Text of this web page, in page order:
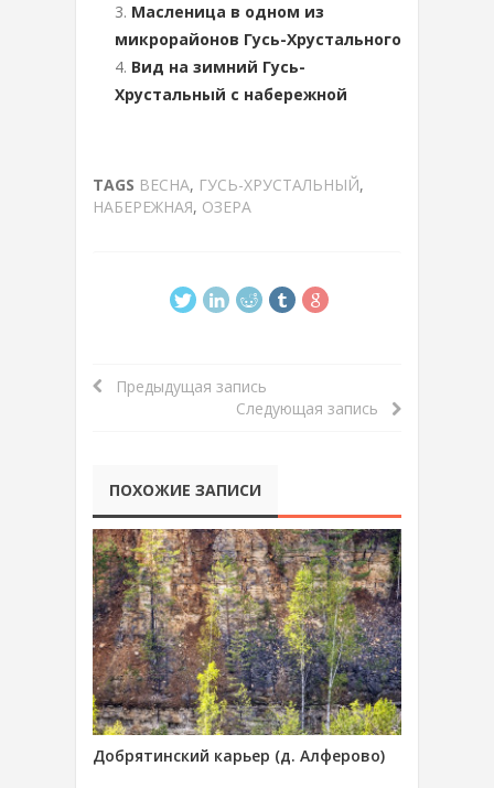
Масленица в одном из
микрорайонов Гусь-Хрустального
Вид на зимний Гусь-
Хрустальный с набережной
TAGS ВЕСНА, ГУСЬ-ХРУСТАЛЬНЫЙ,
НАБЕРЕЖНАЯ, ОЗЕРА
Предыдущая запись
Следующая запись
ПОХОЖИЕ ЗАПИСИ
Добрятинский карьер (д. Алферово)